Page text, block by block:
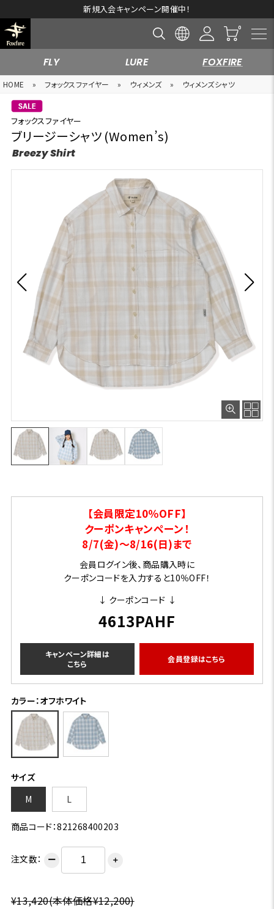
新規入会キャンペーン開催中！
FLY LURE FOXFIRE
HOME » フォックスファイヤー » ウィメンズ » ウィメンズシャツ
フォックスファイヤー
ブリージーシャツ (Women’s)
Breezy Shirt
【会員限定10％OFF】
クーポンキャンペーン！
8/7(金)～8/16(日)まで
会員ログイン後、商品購入時に
クーポンコードを入力すると10％OFF！
↓ クーポンコード ↓
4613PAHF
キャンペーン詳細は
こちら
会員登録はこちら
カラー：オフホワイト
サイズ
M
L
商品コード：821268400203
注文数： ー ＋
¥13,420(本体価格¥12,200)